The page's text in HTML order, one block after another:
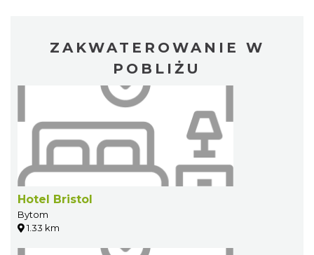
ZAKWATEROWANIE W
POBLIŻU
Hotel Bristol
Bytom
1.33 km